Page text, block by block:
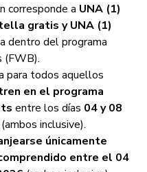
corresponde a UNA (1)
gratis y UNA (1)
dentro del programa
(FWB).
para todos aquellos
en el programa
entre los días 04 y 08
(ambos inclusive).
únicamente
entre el 04